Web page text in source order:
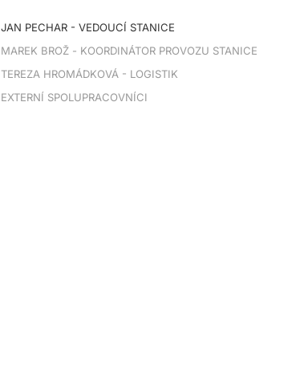
JAN PECHAR - VEDOUCÍ STANICE
MAREK BROŽ - KOORDINÁTOR PROVOZU STANICE
TEREZA HROMÁDKOVÁ - LOGISTIK
EXTERNÍ SPOLUPRACOVNÍCI